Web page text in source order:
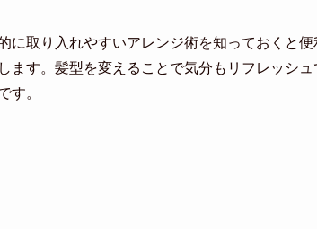
に取り入れやすいアレンジ術を知っておくと便
す。髪型を変えることで気分もリフレッシュ
す。